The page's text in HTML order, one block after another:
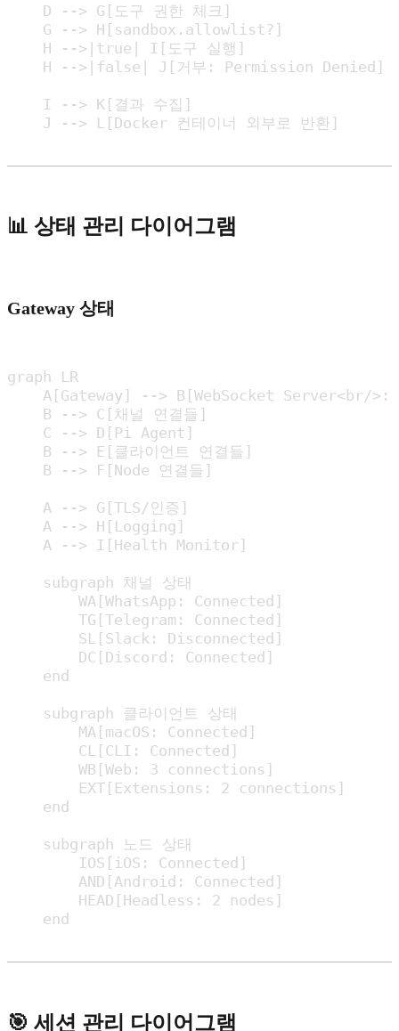
    D --> G[도구 권한 체크]
    G --> H[sandbox.allowlist?]
    H -->|true| I[도구 실행]
    H -->|false| J[거부: Permission Denied]
    I --> K[결과 수집]
    J --> L[Docker 컨테이너 외부로 반환]
📊 상태 관리 다이어그램
Gateway 상태
graph LR
A[Gateway] --> B[WebSocket Server<br/
    B --> C[채널 연결들]
    C --> D[Pi Agent]
    B --> E[클라이언트 연결들]
    B --> F[Node 연결들]
    A --> G[TLS/인증]
    A --> H[Logging]
    A --> I[Health Monitor]
    subgraph 채널 상태
        WA[WhatsApp: Connected]
        TG[Telegram: Connected]
        SL[Slack: Disconnected]
        DC[Discord: Connected]
    end
    subgraph 클라이언트 상태
        MA[macOS: Connected]
        CL[CLI: Connected]
        WB[Web: 3 connections]
        EXT[Extensions: 2 connections]
    end
    subgraph 노드 상태
        IOS[iOS: Connected]
        AND[Android: Connected]
        HEAD[Headless: 2 nodes]
    end
🎯 세션 관리 다이어그램